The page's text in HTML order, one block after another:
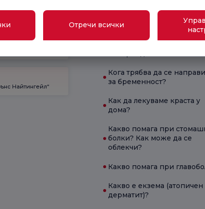
Найтингейл“
Какви са симптомите на
дефицит на B12?
Кога трябва да се
за бременност?
Как да лекуваме краста у
дома?
Какво помага при
болки? Как може да се
облекчи?
Какво помага при
Какво е екзема (атопичен
дерматит)?
Отречи всички